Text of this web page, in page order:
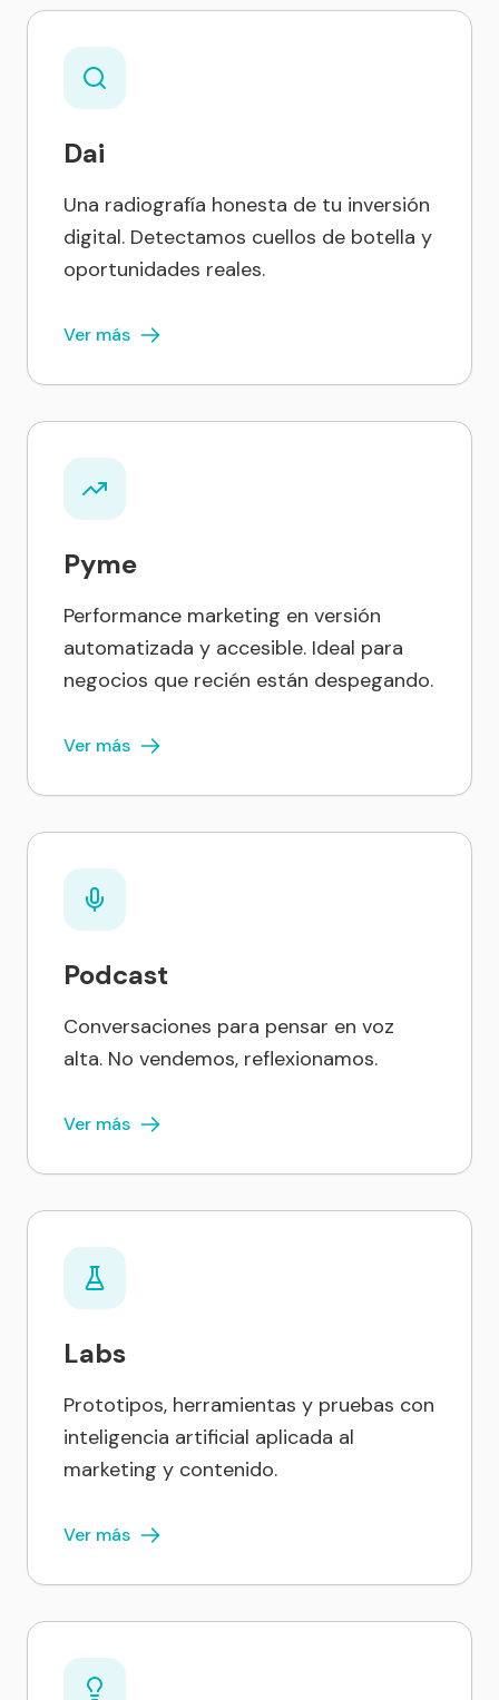
Dai
Una radiografía honesta de tu inversión
digital. Detectamos cuellos de botella y
oportunidades reales.
Ver más
Pyme
Performance marketing en versión
automatizada y accesible. Ideal para
negocios que recién están despegando.
Ver más
Podcast
Conversaciones para pensar en voz
alta. No vendemos, reflexionamos.
Ver más
Labs
Prototipos, herramientas y pruebas con
inteligencia artificial aplicada al
marketing y contenido.
Ver más